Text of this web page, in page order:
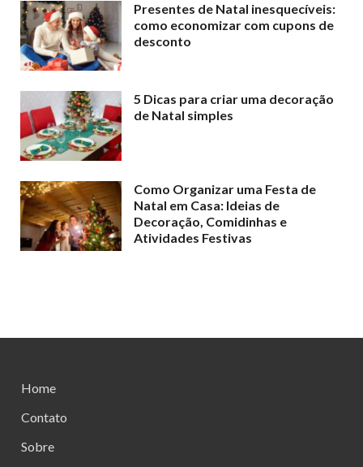
Presentes de Natal inesquecíveis:
como economizar com cupons de
desconto
5 Dicas para criar uma decoração
de Natal simples
Como Organizar uma Festa de
Natal em Casa: Ideias de
Decoração, Comidinhas e
Atividades Festivas
Home
Contato
Sobre